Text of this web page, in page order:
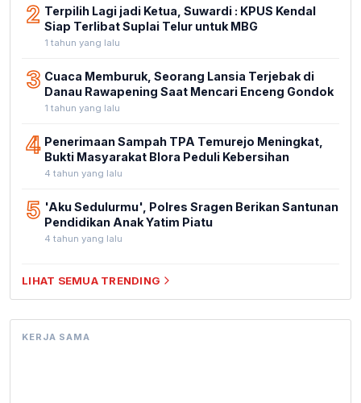
2 Terpilih Lagi jadi Ketua, Suwardi : KPUS Kendal
Siap Terlibat Suplai Telur untuk MBG
1 tahun yang lalu
3 Cuaca Memburuk, Seorang Lansia Terjebak di
Danau Rawapening Saat Mencari Enceng Gondok
1 tahun yang lalu
4 Penerimaan Sampah TPA Temurejo Meningkat,
Bukti Masyarakat Blora Peduli Kebersihan
4 tahun yang lalu
5 'Aku Sedulurmu', Polres Sragen Berikan Santunan
Pendidikan Anak Yatim Piatu
4 tahun yang lalu
LIHAT SEMUA TRENDING
KERJA SAMA